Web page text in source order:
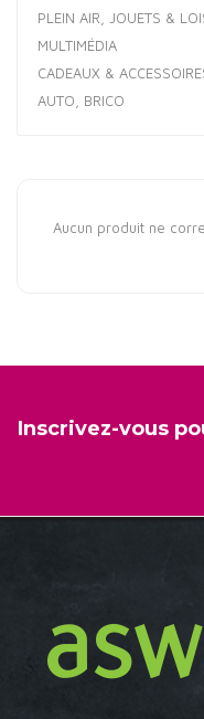
PLEIN AIR, JOUETS &
MULTIMÉDIA
CADEAUX &
AUTO, BRICO
Aucun produit ne
Inscrivez-vous